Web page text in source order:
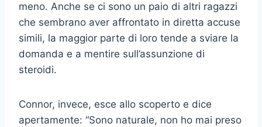
meno. Anche se ci sono un paio di altri ragazzi
che sembrano aver affrontato in diretta accuse
simili, la maggior parte di loro tende a sviare la
domanda e a mentire sull’assunzione di
steroidi.
Connor, invece, esce allo scoperto e dice
apertamente: “Sono naturale, non ho mai preso